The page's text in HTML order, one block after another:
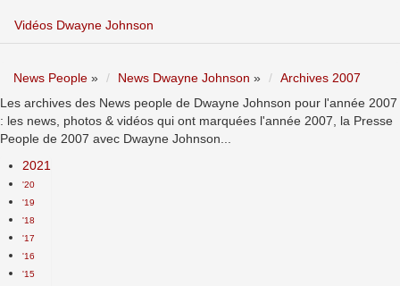
Vidéos Dwayne Johnson
News People » News Dwayne Johnson »
Archives 2007
Les archives des News people de Dwayne Johnson pour l'année 2007
: les news, photos & vidéos qui ont marquées l'année 2007, la Presse
People de 2007 avec Dwayne Johnson...
2021
'20
'19
'18
'17
'16
'15